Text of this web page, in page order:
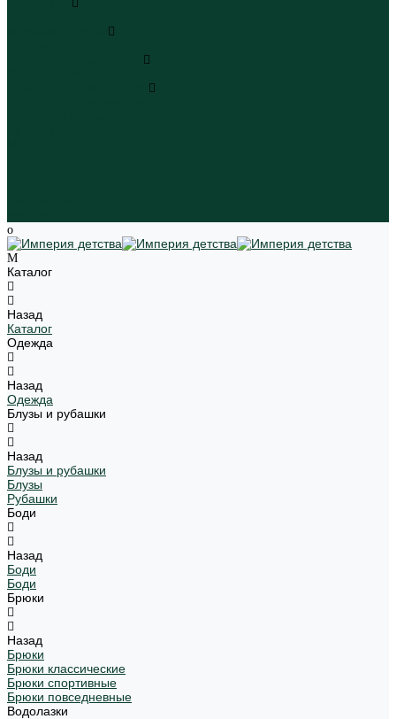
Каталог
Назад
Каталог
Одежда
Назад
Одежда
Блузы и рубашки
Назад
Блузы и рубашки
Блузы
Рубашки
Боди
Назад
Боди
Боди
Брюки
Назад
Брюки
Брюки классические
Брюки спортивные
Брюки повседневные
Водолазки